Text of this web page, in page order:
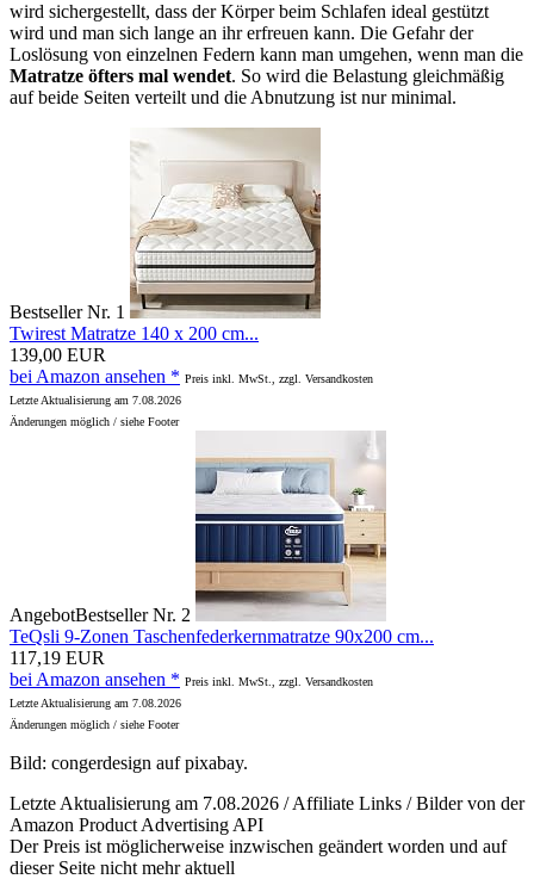
wird sichergestellt, dass der Körper beim Schlafen ideal gestützt
wird und man sich lange an ihr erfreuen kann. Die Gefahr der
Loslösung von einzelnen Federn kann man umgehen, wenn man die
Matratze öfters mal wendet. So wird die Belastung gleichmäßig
auf beide Seiten verteilt und die Abnutzung ist nur minimal.
Bestseller Nr. 1
Twirest Matratze 140 x 200 cm...
139,00 EUR
bei Amazon ansehen * Preis inkl. MwSt., zzgl. Versandkosten
Letzte Aktualisierung am 7.08.2026
Änderungen möglich / siehe Footer
AngebotBestseller Nr. 2
TeQsli 9-Zonen Taschenfederkernmatratze 90x200 cm...
117,19 EUR
bei Amazon ansehen * Preis inkl. MwSt., zzgl. Versandkosten
Letzte Aktualisierung am 7.08.2026
Änderungen möglich / siehe Footer
Bild: congerdesign auf pixabay.
Letzte Aktualisierung am 7.08.2026 / Affiliate Links / Bilder von der
Amazon Product Advertising API
Der Preis ist möglicherweise inzwischen geändert worden und auf
dieser Seite nicht mehr aktuell